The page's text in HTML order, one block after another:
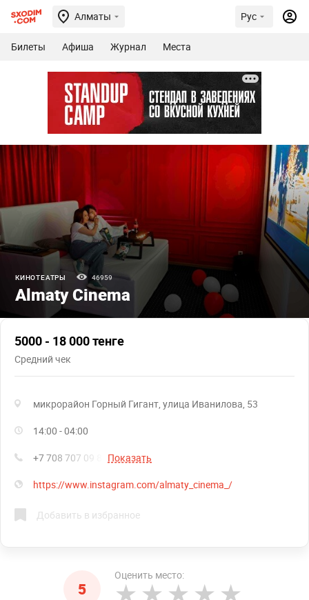
Алматы Рус
Билеты Афиша Журнал Места
КИНОТЕАТРЫ 46959
Almaty Cinema
5000 - 18 000 тенге
Средний чек
микрорайон Горный Гигант, улица Иванилова, 53
14:00 - 04:00
+7 708 707 09 88 Показать
https://www.instagram.com/almaty_cinema_/
Добавить в избранное
5
Оценить место: